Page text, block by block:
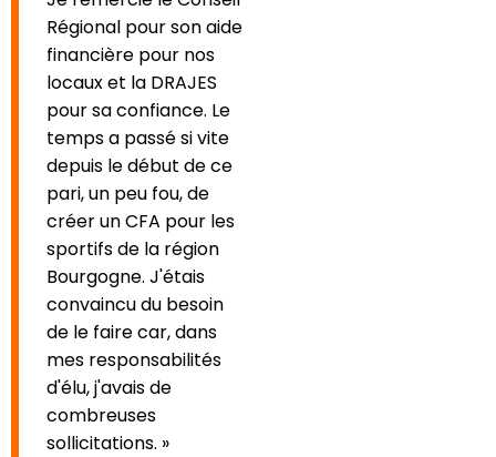
Régional pour son aide
financière pour nos
locaux et la DRAJES
pour sa confiance. Le
temps a passé si vite
depuis le début de ce
pari, un peu fou, de
créer un CFA pour les
sportifs de la région
Bourgogne. J'étais
convaincu du besoin
de le faire car, dans
mes responsabilités
d'élu, j'avais de
combreuses
sollicitations. »